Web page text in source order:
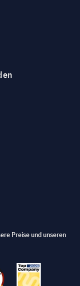
Preise und unseren